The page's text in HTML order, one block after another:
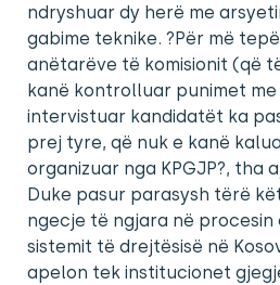
ndryshuar dy herë me
gabime teknike. ?Për më
anëtarëve të komisionit (që
kanë kontrolluar punimet me
intervistuar kandidatët ka
prej tyre, që nuk e kanë
organizuar nga KPGJP?, tha
Duke pasur parasysh tërë
ngecje të ngjara në procesin
sistemit të drejtësisë në
apelon tek institucionet